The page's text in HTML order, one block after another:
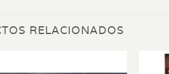
RELACIONADOS